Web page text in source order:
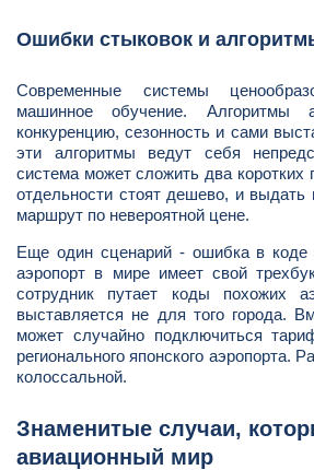
Ошибки стыковок и
Современные системы
машинное обучение. Алгоритмы
конкуренцию, сезонность и сами
эти алгоритмы ведут себя
система может сложить два коротких
отдельности стоят дешево, и
маршрут по невероятной цене.
Еще один сценарий - ошибка в коде
аэропорт в мире имеет свой
сотрудник путает коды похожих
выставляется не для того города.
может случайно подключиться
регионального японского аэропорта.
колоссальной.
Знаменитые случаи,
авиационный мир